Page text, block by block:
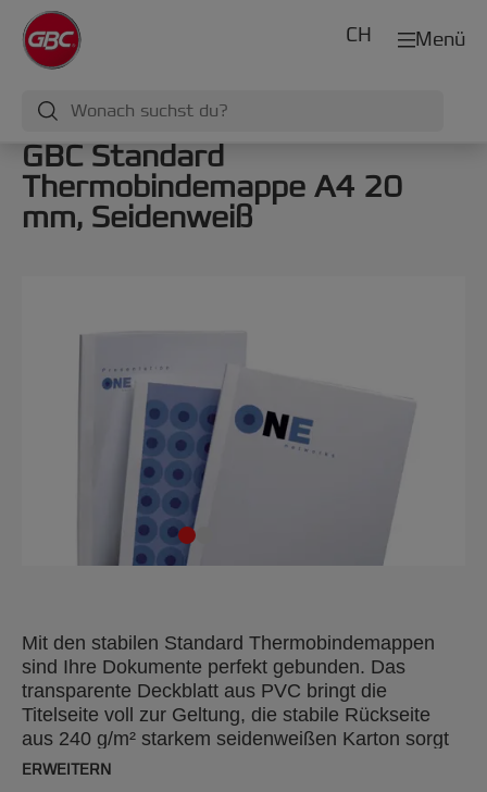
Menü
CH
GBC Standard
Thermobindemappe A4 20
mm, Seidenweiß
Mit den stabilen Standard Thermobindemappen
sind Ihre Dokumente perfekt gebunden. Das
transparente Deckblatt aus PVC bringt die
Titelseite voll zur Geltung, die stabile Rückseite
aus 240 g/m² starkem seidenweißen Karton sorgt
für Stabilität. A4, 20 mm, 50 Stück.
ERWEITERN